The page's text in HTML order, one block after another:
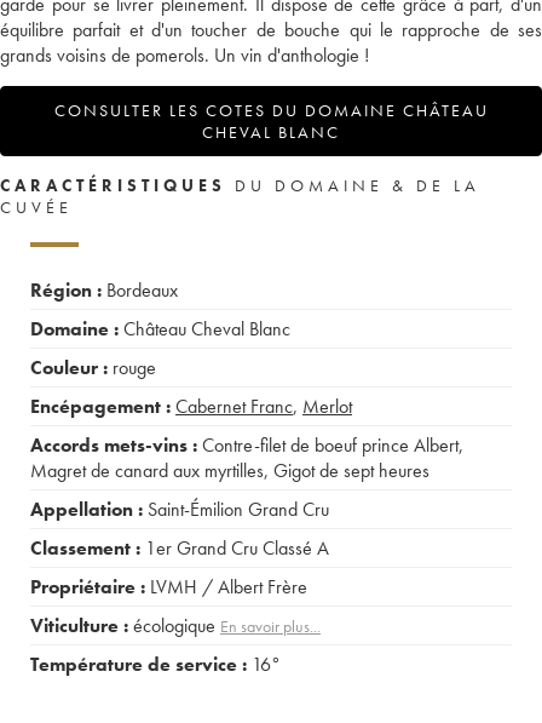
équilibre parfait et d'un toucher de bouche qui le rapproche de ses
grands voisins de pomerols. Un vin d'anthologie !
CONSULTER LES COTES DU DOMAINE CHÂTEAU
CHEVAL BLANC
CARACTÉRISTIQUES
DU DOMAINE & DE LA
CUVÉE
Région : Bordeaux
Domaine :Château Cheval Blanc
Couleur : rouge
Encépagement :Cabernet Franc, Merlot
Accords mets-vins :Contre-filet de boeuf prince Albert,
Magret de canard aux myrtilles, Gigot de sept heures
Appellation : Saint-Émilion Grand Cru
Classement : 1er Grand Cru Classé A
Propriétaire : LVMH / Albert Frère
Viticulture :écologique En savoir plus...
Température de service : 16°